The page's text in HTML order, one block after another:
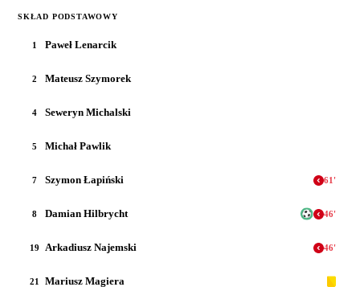
SKŁAD PODSTAWOWY
1 Paweł Lenarcik
2 Mateusz Szymorek
4 Seweryn Michalski
5 Michał Pawlik
7 Szymon Łapiński 61 '
8 Damian Hilbrycht 46'
19 Arkadiusz Najemski 46'
21 Mariusz Magiera